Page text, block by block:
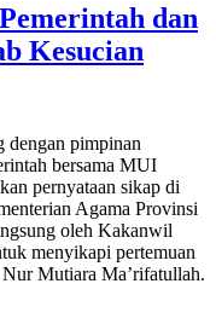
dan
Kesucian
dengan pimpinan
bersama MUI
pernyataan sikap di
Agama Provinsi
oleh Kakanwil
menyikapi pertemuan
Mutiara Ma’rifatullah.